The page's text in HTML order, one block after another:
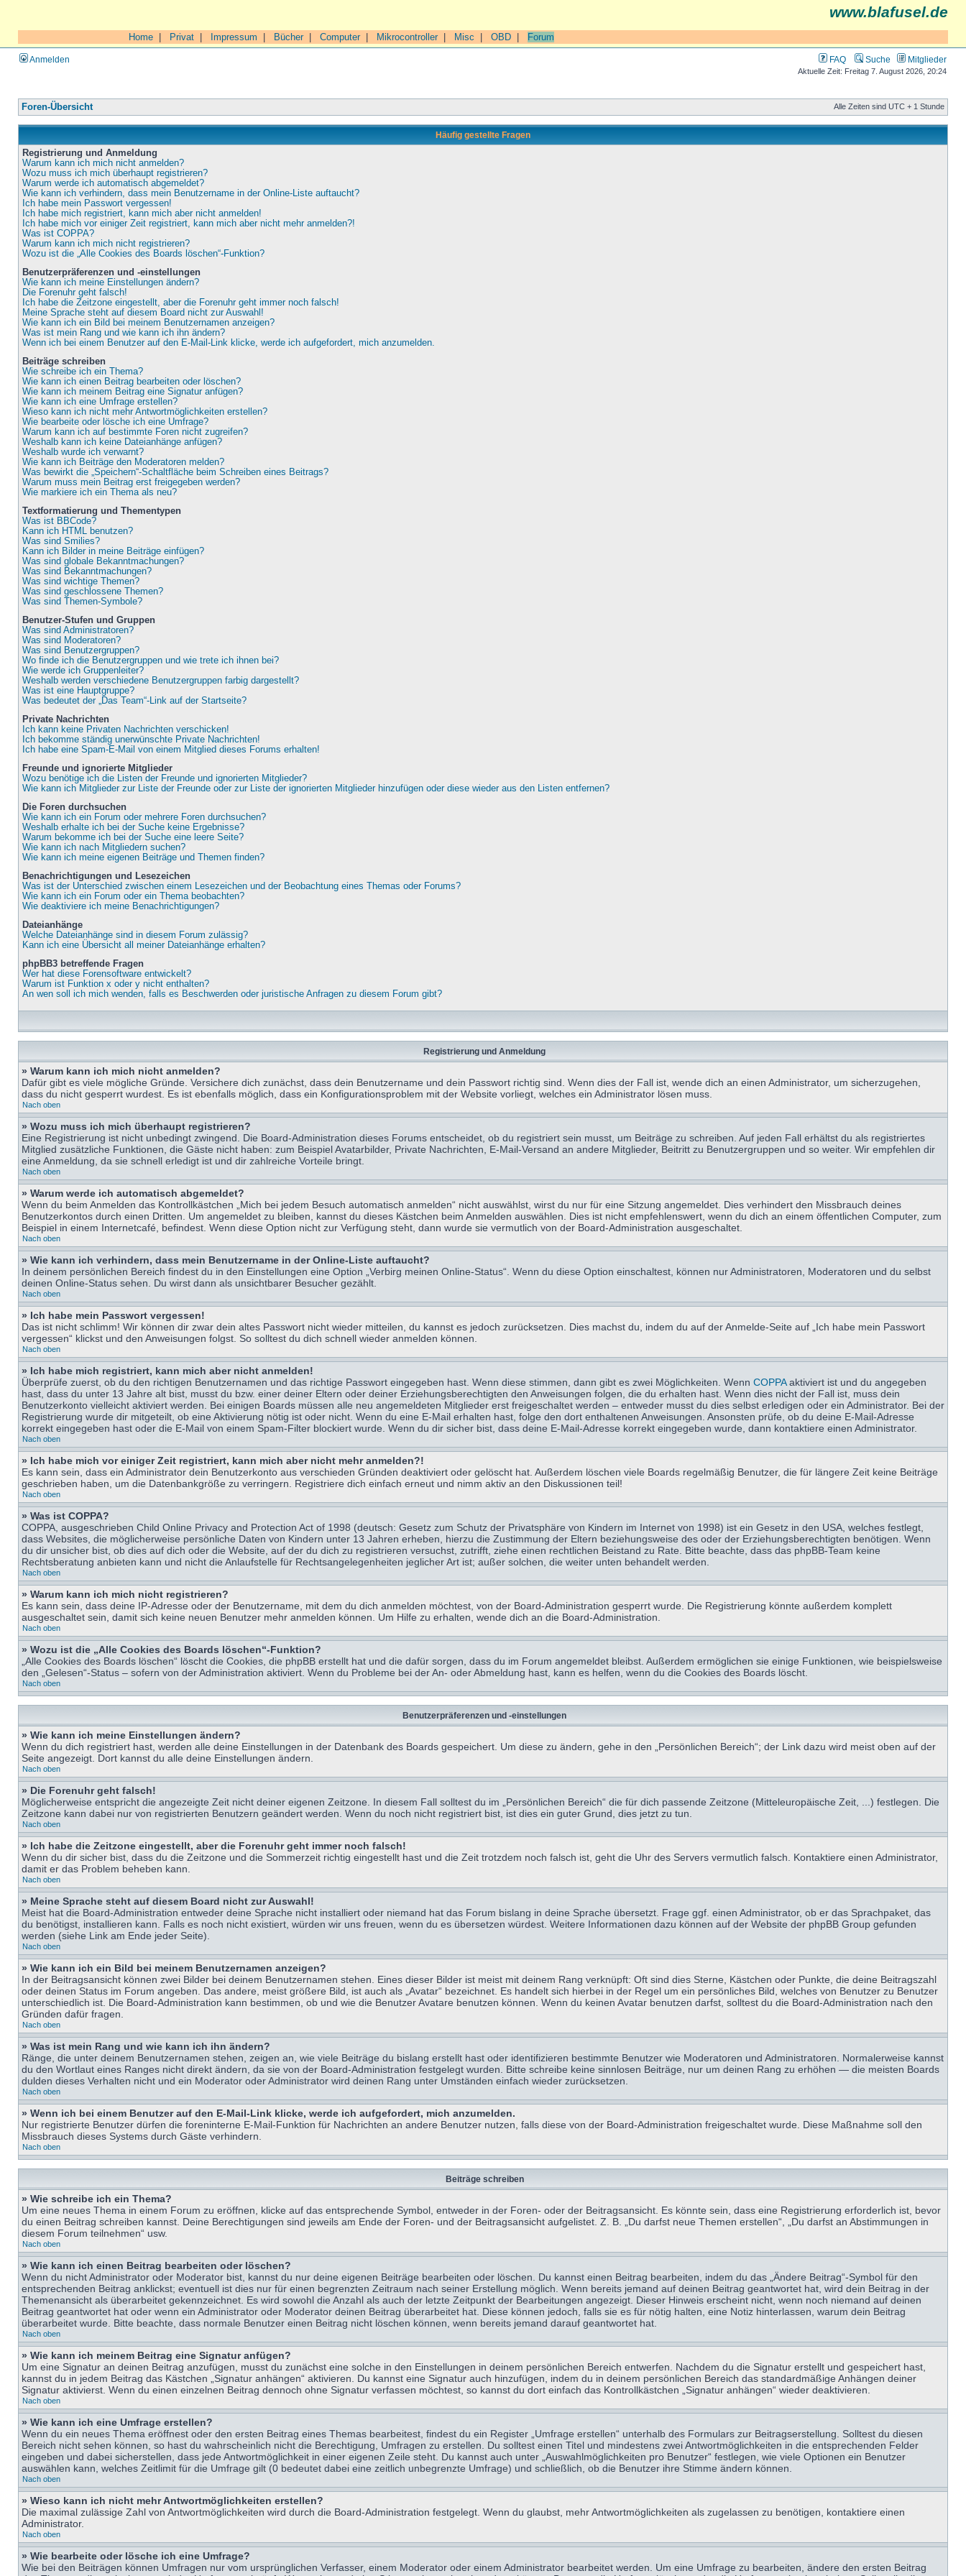
www.blafusel.de
Home Privat Impressum Bücher| Computer| Mikrocontroller| Misc OBD Forum
Anmelden FAQ Suche Mitglieder
Aktuelle Zeit: Freitag 7. August 2026, 20:24
Foren-Übersicht Alle Zeiten sind UTC + 1 Stunde
Häufig gestellte Fragen
Registrierung und Anmeldung
Warum kann ich mich nicht anmelden?
Wozu muss ich mich überhaupt registrieren?
Warum werde ich automatisch abgemeldet?
Wie kann ich verhindern, dass mein Benutzername in der Online-Liste auftaucht?
Ich habe mein Passwort vergessen!
Ich habe mich registriert, kann mich aber nicht anmelden!
Ich habe mich vor einiger Zeit registriert, kann mich aber nicht mehr anmelden?!
Was ist COPPA?
Warum kann ich mich nicht registrieren?
Wozu ist die „Alle Cookies des Boards löschen“-Funktion?
Benutzerpräferenzen und -einstellungen
Wie kann ich meine Einstellungen ändern?
Die Forenuhr geht falsch!
Ich habe die Zeitzone eingestellt, aber die Forenuhr geht immer noch falsch!
Meine Sprache steht auf diesem Board nicht zur Auswahl!
Wie kann ich ein Bild bei meinem Benutzernamen anzeigen?
Was ist mein Rang und wie kann ich ihn ändern?
Wenn ich bei einem Benutzer auf den E-Mail-Link klicke, werde ich aufgefordert, mich anzumelden.
Beiträge schreiben
Wie schreibe ich ein Thema?
Wie kann ich einen Beitrag bearbeiten oder löschen?
Wie kann ich meinem Beitrag eine Signatur anfügen?
Wie kann ich eine Umfrage erstellen?
Wieso kann ich nicht mehr Antwortmöglichkeiten erstellen?
Wie bearbeite oder lösche ich eine Umfrage?
Warum kann ich auf bestimmte Foren nicht zugreifen?
Weshalb kann ich keine Dateianhänge anfügen?
Weshalb wurde ich verwarnt?
Wie kann ich Beiträge den Moderatoren melden?
Was bewirkt die „Speichern“-Schaltfläche beim Schreiben eines Beitrags?
Warum muss mein Beitrag erst freigegeben werden?
Wie markiere ich ein Thema als neu?
Textformatierung und Thementypen
Was ist BBCode?
Kann ich HTML benutzen?
Was sind Smilies?
Kann ich Bilder in meine Beiträge einfügen?
Was sind globale Bekanntmachungen?
Was sind Bekanntmachungen?
Was sind wichtige Themen?
Was sind geschlossene Themen?
Was sind Themen-Symbole?
Benutzer-Stufen und Gruppen
Was sind Administratoren?
Was sind Moderatoren?
Was sind Benutzergruppen?
Wo finde ich die Benutzergruppen und wie trete ich ihnen bei?
Wie werde ich Gruppenleiter?
Weshalb werden verschiedene Benutzergruppen farbig dargestellt?
Was ist eine Hauptgruppe?
Was bedeutet der „Das Team“-Link auf der Startseite?
Private Nachrichten
Ich kann keine Privaten Nachrichten verschicken!
Ich bekomme ständig unerwünschte Private Nachrichten!
Ich habe eine Spam-E-Mail von einem Mitglied dieses Forums erhalten!
Freunde und ignorierte Mitglieder
Wozu benötige ich die Listen der Freunde und ignorierten Mitglieder?
Wie kann ich Mitglieder zur Liste der Freunde oder zur Liste der ignorierten Mitglieder hinzufügen oder diese wieder aus den Listen entfernen?
Die Foren durchsuchen
Wie kann ich ein Forum oder mehrere Foren durchsuchen?
Weshalb erhalte ich bei der Suche keine Ergebnisse?
Warum bekomme ich bei der Suche eine leere Seite?
Wie kann ich nach Mitgliedern suchen?
Wie kann ich meine eigenen Beiträge und Themen finden?
Benachrichtigungen und Lesezeichen
Was ist der Unterschied zwischen einem Lesezeichen und der Beobachtung eines Themas oder Forums?
Wie kann ich ein Forum oder ein Thema beobachten?
Wie deaktiviere ich meine Benachrichtigungen?
Dateianhänge
Welche Dateianhänge sind in diesem Forum zulässig?
Kann ich eine Übersicht all meiner Dateianhänge erhalten?
phpBB3 betreffende Fragen
Wer hat diese Forensoftware entwickelt?
Warum ist Funktion x oder y nicht enthalten?
An wen soll ich mich wenden, falls es Beschwerden oder juristische Anfragen zu diesem Forum gibt?
Registrierung und Anmeldung
» Warum kann ich mich nicht anmelden?
Dafür gibt es viele mögliche Gründe. Versichere dich zunächst, dass dein Benutzername und dein Passwort richtig sind. Wenn dies der Fall ist, wende dich an einen Administrator, um sicherzugehen,
dass du nicht gesperrt wurdest. Es ist ebenfalls möglich, dass ein Konfigurationsproblem mit der Website vorliegt, welches ein Administrator lösen muss.
Nach oben
» Wozu muss ich mich überhaupt registrieren?
Eine Registrierung ist nicht unbedingt zwingend. Die Board-Administration dieses Forums entscheidet, ob du registriert sein musst, um Beiträge zu schreiben. Auf jeden Fall erhältst du als registriertes
Mitglied zusätzliche Funktionen, die Gäste nicht haben: zum Beispiel Avatarbilder, Private Nachrichten, E-Mail-Versand an andere Mitglieder, Beitritt zu Benutzergruppen und so weiter. Wir empfehlen dir
eine Anmeldung, da sie schnell erledigt ist und dir zahlreiche Vorteile bringt.
Nach oben
» Warum werde ich automatisch abgemeldet?
Wenn du beim Anmelden das Kontrollkästchen „Mich bei jedem Besuch automatisch anmelden“ nicht auswählst, wirst du nur für eine Sitzung angemeldet. Dies verhindert den Missbrauch deines
Benutzerkontos durch einen Dritten. Um angemeldet zu bleiben, kannst du dieses Kästchen beim Anmelden auswählen. Dies ist nicht empfehlenswert, wenn du dich an einem öffentlichen Computer, zum
Beispiel in einem Internetcafé, befindest. Wenn diese Option nicht zur Verfügung steht, dann wurde sie vermutlich von der Board-Administration ausgeschaltet.
Nach oben
» Wie kann ich verhindern, dass mein Benutzername in der Online-Liste auftaucht?
In deinem persönlichen Bereich findest du in den Einstellungen eine Option „Verbirg meinen Online-Status“. Wenn du diese Option einschaltest, können nur Administratoren, Moderatoren und du selbst
deinen Online-Status sehen. Du wirst dann als unsichtbarer Besucher gezählt.
Nach oben
» Ich habe mein Passwort vergessen!
Das ist nicht schlimm! Wir können dir zwar dein altes Passwort nicht wieder mitteilen, du kannst es jedoch zurücksetzen. Dies machst du, indem du auf der Anmelde-Seite auf „Ich habe mein Passwort
vergessen“ klickst und den Anweisungen folgst. So solltest du dich schnell wieder anmelden können.
Nach oben
» Ich habe mich registriert, kann mich aber nicht anmelden!
Überprüfe zuerst, ob du den richtigen Benutzernamen und das richtige Passwort eingegeben hast. Wenn diese stimmen, dann gibt es zwei Möglichkeiten. Wenn COPPAaktiviert ist und du angegeben
hast, dass du unter 13 Jahre alt bist, musst du bzw. einer deiner Eltern oder deiner Erziehungsberechtigten den Anweisungen folgen, die du erhalten hast. Wenn dies nicht der Fall ist, muss dein
Benutzerkonto vielleicht aktiviert werden. Bei einigen Boards müssen alle neu angemeldeten Mitglieder erst freigeschaltet werden – entweder musst du dies selbst erledigen oder ein Administrator. Bei der
Registrierung wurde dir mitgeteilt, ob eine Aktivierung nötig ist oder nicht. Wenn du eine E-Mail erhalten hast, folge den dort enthaltenen Anweisungen. Ansonsten prüfe, ob du deine E-Mail-Adresse
korrekt eingegeben hast oder die E-Mail von einem Spam-Filter blockiert wurde. Wenn du dir sicher bist, dass deine E-Mail-Adresse korrekt eingegeben wurde, dann kontaktiere einen Administrator.
Nach oben
» Ich habe mich vor einiger Zeit registriert, kann mich aber nicht mehr anmelden?!
Es kann sein, dass ein Administrator dein Benutzerkonto aus verschieden Gründen deaktiviert oder gelöscht hat. Außerdem löschen viele Boards regelmäßig Benutzer, die für längere Zeit keine Beiträge
geschrieben haben, um die Datenbankgröße zu verringern. Registriere dich einfach erneut und nimm aktiv an den Diskussionen teil!
Nach oben
» Was ist COPPA?
COPPA, ausgeschrieben Child Online Privacy and Protection Act of 1998 (deutsch: Gesetz zum Schutz der Privatsphäre von Kindern im Internet von 1998) ist ein Gesetz in den USA, welches festlegt,
dass Websites, die möglicherweise persönliche Daten von Kindern unter 13 Jahren erheben, hierzu die Zustimmung der Eltern beziehungsweise des oder der Erziehungsberechtigten benötigen. Wenn
du dir unsicher bist, ob dies auf dich oder die Website, auf der du dich zu registrieren versuchst, zutrifft, ziehe einen rechtlichen Beistand zu Rate. Bitte beachte, dass das phpBB-Team keine
Rechtsberatung anbieten kann und nicht die Anlaufstelle für Rechtsangelegenheiten jeglicher Art ist; außer solchen, die weiter unten behandelt werden.
Nach oben
» Warum kann ich mich nicht registrieren?
Es kann sein, dass deine IP-Adresse oder der Benutzername, mit dem du dich anmelden möchtest, von der Board-Administration gesperrt wurde. Die Registrierung könnte außerdem komplett
ausgeschaltet sein, damit sich keine neuen Benutzer mehr anmelden können. Um Hilfe zu erhalten, wende dich an die Board-Administration.
Nach oben
» Wozu ist die „Alle Cookies des Boards löschen“-Funktion?
„Alle Cookies des Boards löschen“ löscht die Cookies, die phpBB erstellt hat und die dafür sorgen, dass du im Forum angemeldet bleibst. Außerdem ermöglichen sie einige Funktionen, wie beispielsweise
den „Gelesen“-Status – sofern von der Administration aktiviert. Wenn du Probleme bei der An- oder Abmeldung hast, kann es helfen, wenn du die Cookies des Boards löscht.
Nach oben
Benutzerpräferenzen und -einstellungen
» Wie kann ich meine Einstellungen ändern?
Wenn du dich registriert hast, werden alle deine Einstellungen in der Datenbank des Boards gespeichert. Um diese zu ändern, gehe in den „Persönlichen Bereich“; der Link dazu wird meist oben auf der
Seite angezeigt. Dort kannst du alle deine Einstellungen ändern.
Nach oben
» Die Forenuhr geht falsch!
Möglicherweise entspricht die angezeigte Zeit nicht deiner eigenen Zeitzone. In diesem Fall solltest du im „Persönlichen Bereich“ die für dich passende Zeitzone (Mitteleuropäische Zeit, ...) festlegen. Die
Zeitzone kann dabei nur von registrierten Benutzern geändert werden. Wenn du noch nicht registriert bist, ist dies ein guter Grund, dies jetzt zu tun.
Nach oben
» Ich habe die Zeitzone eingestellt, aber die Forenuhr geht immer noch falsch!
Wenn du dir sicher bist, dass du die Zeitzone und die Sommerzeit richtig eingestellt hast und die Zeit trotzdem noch falsch ist, geht die Uhr des Servers vermutlich falsch. Kontaktiere einen Administrator,
damit er das Problem beheben kann.
Nach oben
» Meine Sprache steht auf diesem Board nicht zur Auswahl!
Meist hat die Board-Administration entweder deine Sprache nicht installiert oder niemand hat das Forum bislang in deine Sprache übersetzt. Frage ggf. einen Administrator, ob er das Sprachpaket, das
du benötigst, installieren kann. Falls es noch nicht existiert, würden wir uns freuen, wenn du es übersetzen würdest. Weitere Informationen dazu können auf der Website der phpBB Group gefunden
werden (siehe Link am Ende jeder Seite).
Nach oben
» Wie kann ich ein Bild bei meinem Benutzernamen anzeigen?
In der Beitragsansicht können zwei Bilder bei deinem Benutzernamen stehen. Eines dieser Bilder ist meist mit deinem Rang verknüpft: Oft sind dies Sterne, Kästchen oder Punkte, die deine Beitragszahl
oder deinen Status im Forum angeben. Das andere, meist größere Bild, ist auch als „Avatar“ bezeichnet. Es handelt sich hierbei in der Regel um ein persönliches Bild, welches von Benutzer zu Benutzer
unterschiedlich ist. Die Board-Administration kann bestimmen, ob und wie die Benutzer Avatare benutzen können. Wenn du keinen Avatar benutzen darfst, solltest du die Board-Administration nach den
Gründen dafür fragen.
Nach oben
» Was ist mein Rang und wie kann ich ihn ändern?
Ränge, die unter deinem Benutzernamen stehen, zeigen an, wie viele Beiträge du bislang erstellt hast oder identifizieren bestimmte Benutzer wie Moderatoren und Administratoren. Normalerweise kannst
du den Wortlaut eines Ranges nicht direkt ändern, da sie von der Board-Administration festgelegt wurden. Bitte schreibe keine sinnlosen Beiträge, nur um deinen Rang zu erhöhen — die meisten Boards
dulden dieses Verhalten nicht und ein Moderator oder Administrator wird deinen Rang unter Umständen einfach wieder zurücksetzen.
Nach oben
» Wenn ich bei einem Benutzer auf den E-Mail-Link klicke, werde ich aufgefordert, mich anzumelden.
Nur registrierte Benutzer dürfen die foreninterne E-Mail-Funktion für Nachrichten an andere Benutzer nutzen, falls diese von der Board-Administration freigeschaltet wurde. Diese Maßnahme soll den
Missbrauch dieses Systems durch Gäste verhindern.
Nach oben
Beiträge schreiben
» Wie schreibe ich ein Thema?
Um eine neues Thema in einem Forum zu eröffnen, klicke auf das entsprechende Symbol, entweder in der Foren- oder der Beitragsansicht. Es könnte sein, dass eine Registrierung erforderlich ist, bevor
du einen Beitrag schreiben kannst. Deine Berechtigungen sind jeweils am Ende der Foren- und der Beitragsansicht aufgelistet. Z. B. „Du darfst neue Themen erstellen“, „Du darfst an Abstimmungen in
diesem Forum teilnehmen“ usw.
Nach oben
» Wie kann ich einen Beitrag bearbeiten oder löschen?
Wenn du nicht Administrator oder Moderator bist, kannst du nur deine eigenen Beiträge bearbeiten oder löschen. Du kannst einen Beitrag bearbeiten, indem du das „Ändere Beitrag“-Symbol für den
entsprechenden Beitrag anklickst; eventuell ist dies nur für einen begrenzten Zeitraum nach seiner Erstellung möglich. Wenn bereits jemand auf deinen Beitrag geantwortet hat, wird dein Beitrag in der
Themenansicht als überarbeitet gekennzeichnet. Es wird sowohl die Anzahl als auch der letzte Zeitpunkt der Bearbeitungen angezeigt. Dieser Hinweis erscheint nicht, wenn noch niemand auf deinen
Beitrag geantwortet hat oder wenn ein Administrator oder Moderator deinen Beitrag überarbeitet hat. Diese können jedoch, falls sie es für nötig halten, eine Notiz hinterlassen, warum dein Beitrag
überarbeitet wurde. Bitte beachte, dass normale Benutzer einen Beitrag nicht löschen können, wenn bereits jemand darauf geantwortet hat.
Nach oben
» Wie kann ich meinem Beitrag eine Signatur anfügen?
Um eine Signatur an deinen Beitrag anzufügen, musst du zunächst eine solche in den Einstellungen in deinem persönlichen Bereich entwerfen. Nachdem du die Signatur erstellt und gespeichert hast,
kannst du in jedem Beitrag das Kästchen „Signatur anhängen“ aktivieren. Du kannst eine Signatur auch hinzufügen, indem du in deinem persönlichen Bereich das standardmäßige Anhängen deiner
Signatur aktivierst. Wenn du einen einzelnen Beitrag dennoch ohne Signatur verfassen möchtest, so kannst du dort einfach das Kontrollkästchen „Signatur anhängen“ wieder deaktivieren.
Nach oben
» Wie kann ich eine Umfrage erstellen?
Wenn du ein neues Thema eröffnest oder den ersten Beitrag eines Themas bearbeitest, findest du ein Register „Umfrage erstellen“ unterhalb des Formulars zur Beitragserstellung. Solltest du diesen
Bereich nicht sehen können, so hast du wahrscheinlich nicht die Berechtigung, Umfragen zu erstellen. Du solltest einen Titel und mindestens zwei Antwortmöglichkeiten in die entsprechenden Felder
eingeben und dabei sicherstellen, dass jede Antwortmöglichkeit in einer eigenen Zeile steht. Du kannst auch unter „Auswahlmöglichkeiten pro Benutzer“ festlegen, wie viele Optionen ein Benutzer
auswählen kann, welches Zeitlimit für die Umfrage gilt (0 bedeutet dabei eine zeitlich unbegrenzte Umfrage) und schließlich, ob die Benutzer ihre Stimme ändern können.
Nach oben
» Wieso kann ich nicht mehr Antwortmöglichkeiten erstellen?
Die maximal zulässige Zahl von Antwortmöglichkeiten wird durch die Board-Administration festgelegt. Wenn du glaubst, mehr Antwortmöglichkeiten als zugelassen zu benötigen, kontaktiere einen
Administrator.
Nach oben
» Wie bearbeite oder lösche ich eine Umfrage?
Wie bei den Beiträgen können Umfragen nur vom ursprünglichen Verfasser, einem Moderator oder einem Administrator bearbeitet werden. Um eine Umfrage zu bearbeiten, ändere den ersten Beitrag